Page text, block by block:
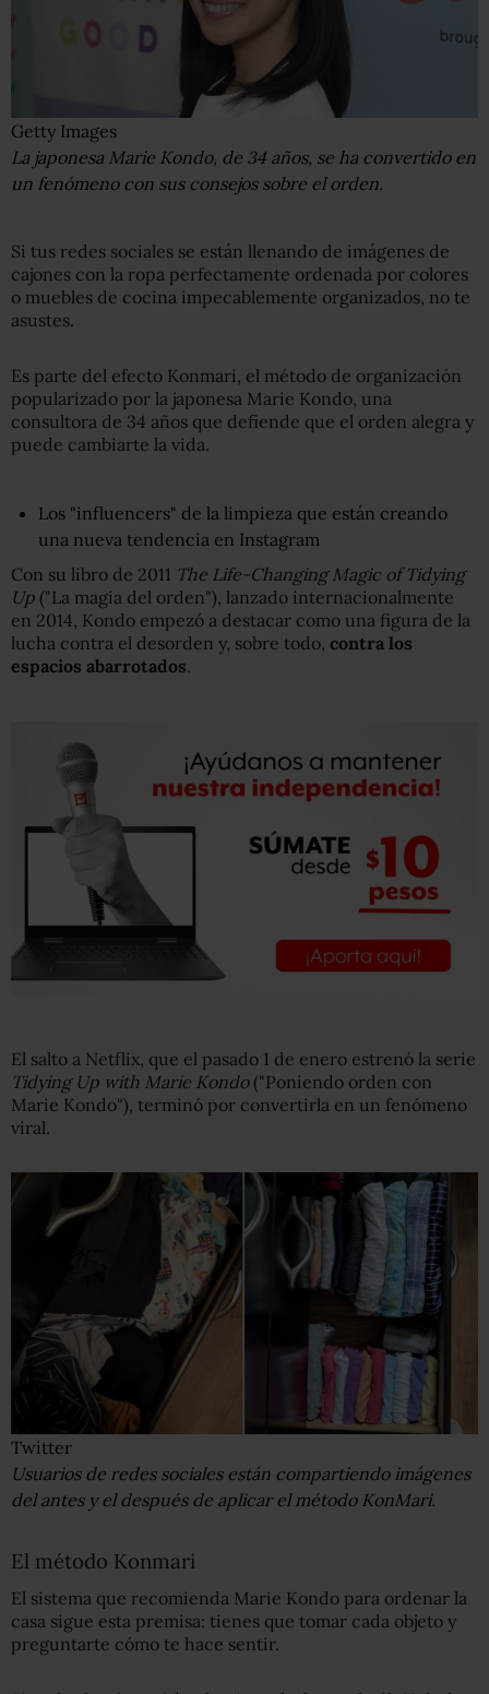
Getty Images
La japonesa Marie Kondo, de 34 años, se ha convertido en
un fenómeno con sus consejos sobre el orden.
Si tus redes sociales se están llenando de imágenes de
cajones con la ropa perfectamente ordenada por colores
o muebles de cocina impecablemente organizados, no te
asustes.
Es parte del efecto Konmari, el método de organización
popularizado por la japonesa Marie Kondo, una
consultora de 34 años que defiende que el orden alegra y
puede cambiarte la vida.
Los "influencers" de la limpieza que están creando
una nueva tendencia en Instagram
Con su libro de 2011 The Life-Changing Magic of Tidying
Up ("La magia del orden"), lanzado internacionalmente
en 2014, Kondo empezó a destacar como una figura de la
lucha contra el desorden y, sobre todo, contra los
espacios abarrotados.
El salto a Netflix, que el pasado 1 de enero estrenó la serie
Tidying Up with Marie Kondo("Poniendo orden con
Marie Kondo"), terminó por convertirla en un fenómeno
viral.
Twitter
Usuarios de redes sociales están compartiendo imágenes
del antes y el después de aplicar el método KonMari.
El método Konmari
El sistema que recomienda Marie Kondo para ordenar la
casa sigue esta premisa: tienes que tomar cada objeto y
preguntarte cómo te hace sentir.